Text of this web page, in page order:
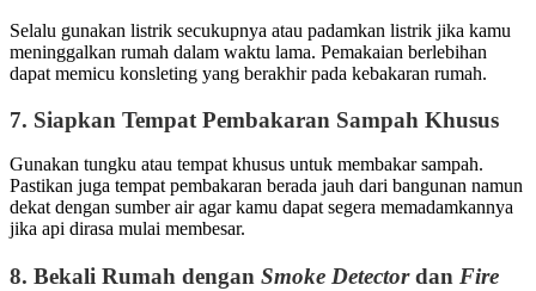
Selalu gunakan listrik secukupnya atau padamkan listrik jika kamu
meninggalkan rumah dalam waktu lama. Pemakaian berlebihan
dapat memicu konsleting yang berakhir pada kebakaran rumah.
7. Siapkan Tempat Pembakaran Sampah Khusus
Gunakan tungku atau tempat khusus untuk membakar sampah.
Pastikan juga tempat pembakaran berada jauh dari bangunan namun
dekat dengan sumber air agar kamu dapat segera memadamkannya
jika api dirasa mulai membesar.
8. Bekali Rumah dengan Smoke Detectordan Fire